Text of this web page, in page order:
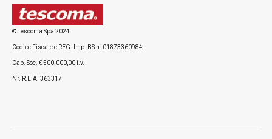
Tutti i prodotti della linea CLEAN KIT
© Tescoma Spa 2024
Codice Fiscale e REG. Imp. BS n. 01873360984
Cap. Soc. € 500.000,00 i.v.
Nr. R.E.A. 363317